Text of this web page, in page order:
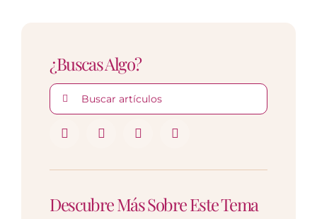
¿Buscas Algo?
Buscar:
Descubre Más Sobre Este Tema